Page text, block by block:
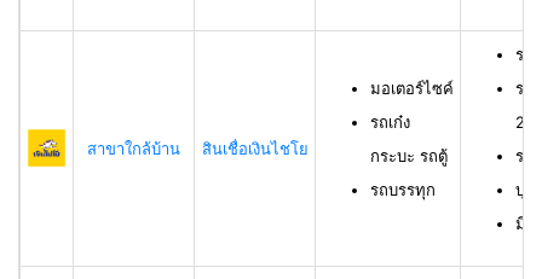
สาขาใกล้บ้าน สินเชื่อเงินไชโย
มอเตอร์ไซค์
รถเก๋ง
กระบะ รถตู้
รถบรรทุก
รถ
รถ
23
รถ
บุค
มีร